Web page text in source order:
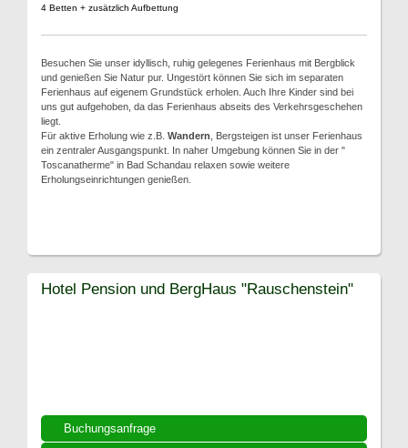
4 Betten + zusätzlich Aufbettung
Besuchen Sie unser idyllisch, ruhig gelegenes Ferienhaus mit Bergblick
und genießen Sie Natur pur. Ungestört können Sie sich im separaten
Ferienhaus auf eigenem Grundstück erholen. Auch Ihre Kinder sind bei
uns gut aufgehoben, da das Ferienhaus abseits des Verkehrsgeschehen
liegt.
Für aktive Erholung wie z.B. Wandern , Bergsteigen ist unser Ferienhaus
ein zentraler Ausgangspunkt. In naher Umgebung können Sie in der "
Toscanatherme" in Bad Schandau relaxen sowie weitere
Erholungseinrichtungen genießen.
Buchungsanfrage
Hotel Pension und BergHaus "Rauschenstein"